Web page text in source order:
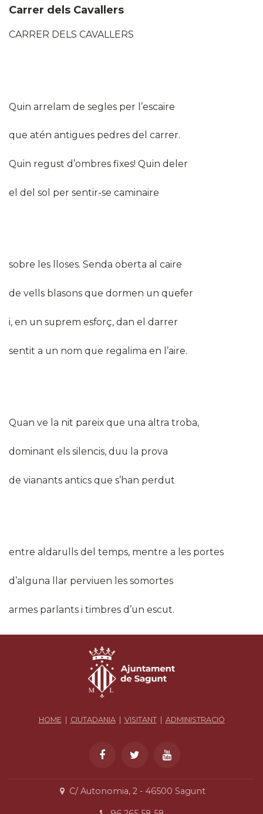
Carrer dels Cavallers
CARRER DELS CAVALLERS
Quin arrelam de segles per l’escaire
que atén antigues pedres del carrer.
Quin regust d’ombres fixes! Quin deler
el del sol per sentir-se caminaire
sobre les lloses. Senda oberta al caire
de vells blasons que dormen un quefer
i, en un suprem esforç, dan el darrer
sentit a un nom que regalima en l’aire.
Quan ve la nit pareix que una altra troba,
dominant els silencis, duu la prova
de vianants antics que s’han perdut
entre aldarulls del temps, mentre a les portes
d’alguna llar perviuen les somortes
armes parlants i timbres d’un escut.​
HOME| CIUTADANIA| VISITANT| ADMINISTRACIÓ
C/ Autonomia, 2 - 46500 Sagunt